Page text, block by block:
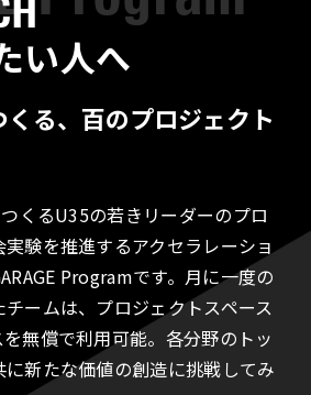
い人へ
る、百のプロジェクト
くるU35の若きリーダーのプロ
験を推進するアクセラレーショ
Programです。月に一度の
ームは、プロジェクトスペース
無償で利用可能。各分野のトッ
新たな価値の創造に挑戦してみ